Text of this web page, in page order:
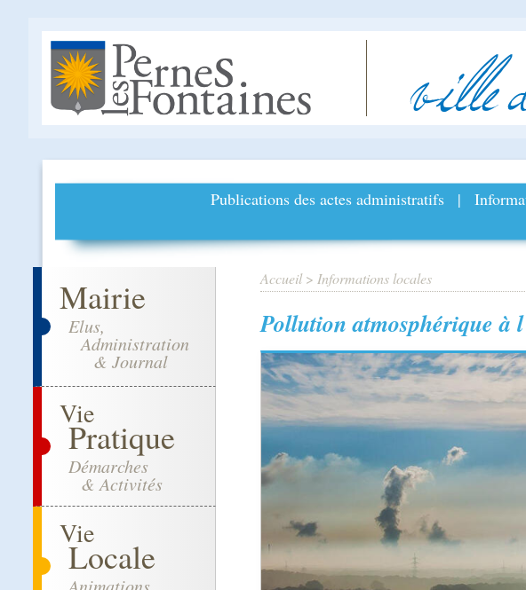
ville
Publications des actes administratifs |
Mairie
Elus,
Administration
& Journal
Vie
Pratique
Démarches
& Activités
Vie
Locale
Accueil> Informations locales
Pollution atmosphérique à